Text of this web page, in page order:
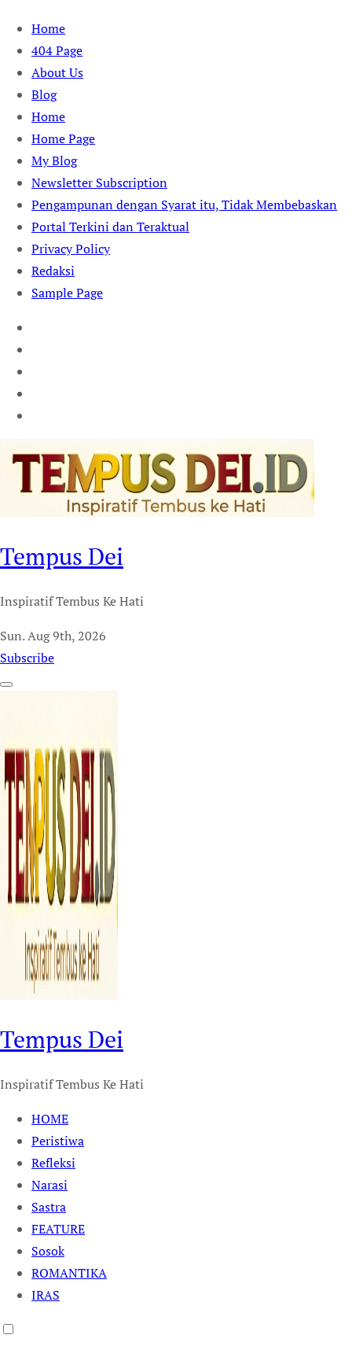
Skip
content
Home
404 Page
About Us
Blog
Home
Home Page
My Blog
Newsletter Subscription
Pengampunan dengan Syarat itu, Tidak Membebaskan
Portal Terkini dan Teraktual
Privacy Policy
Redaksi
Sample Page
Tempus Dei
Inspiratif Tembus Ke Hati
Sun. Aug 9th, 2026
Subscribe
Tempus Dei
Inspiratif Tembus Ke Hati
HOME
Peristiwa
Refleksi
Narasi
Sastra
FEATURE
Sosok
ROMANTIKA
IRAS